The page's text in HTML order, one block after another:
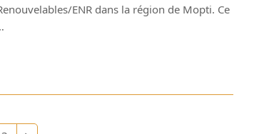
ENR dans la région de Mopti. Ce